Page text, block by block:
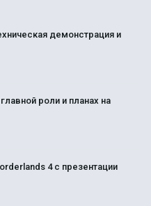
демонстрация и
роли и планах на
4 с презентации